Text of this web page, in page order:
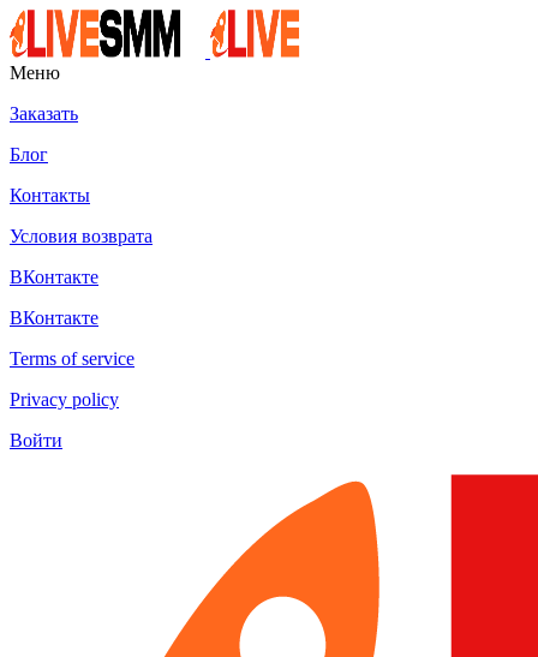
Меню
Заказать
Блог
Контакты
Условия возврата
ВКонтакте
ВКонтакте
Terms of service
Privacy policy
Войти